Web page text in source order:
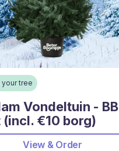
your tree
Vondeltuin - BB
€10 borg)
View & Order